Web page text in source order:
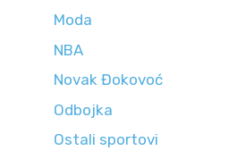
Moda
NBA
Novak Đokovoć
Odbojka
Ostali sportovi